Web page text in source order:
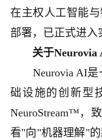
在主权人工智能
部署，已正式进入
关于Neurovia
Neurovia AI是
础设施的创新型
NeuroStream™，
看"向"机器理解"